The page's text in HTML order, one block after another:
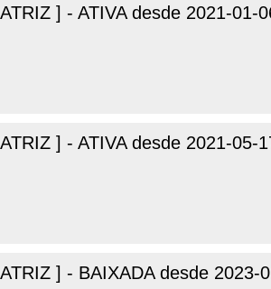
] - ATIVA desde 2021-01-
] - ATIVA desde 2021-05-
] - BAIXADA desde 2023-